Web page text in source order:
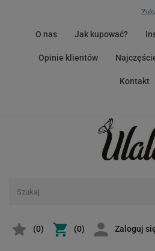
O nas Jak kupować?
Opinie klientów
Kontakt
(0) (0) Zaloguj